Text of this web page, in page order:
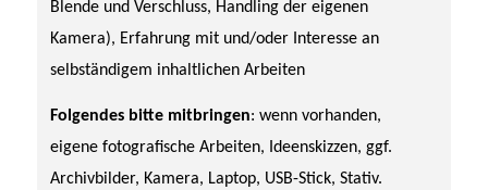
Blende und Verschluss, Handling der eigenen
Kamera), Erfahrung mit und/oder Interesse an
selbständigem inhaltlichen Arbeiten
Folgendes bitte mitbringen: wenn vorhanden,
eigene fotografische Arbeiten, Ideenskizzen, ggf.
Archivbilder, Kamera, Laptop, USB-Stick, Stativ.